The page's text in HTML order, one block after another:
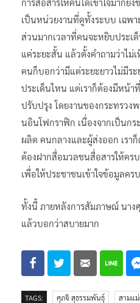
เป็นหน่วยงานที่ดูทั้งระบบ เฉพา
ส่วนมากเวลาที่คนจะหยิบประเ
แค่ระยะสั้น แล้วตั้งคำถามว่าไม่
คนก็บอกว่ามีแต่ระยะยาวไม่มี
ประเด็นไหน แต่เราก็ต้องมีหน้า
ปรับปรุง โดยงานของกระทรวง
นอินโฟกราฟิก เนื่องจากเป็นก
ผลิต คนกลางและผู้ส่งออก เรา
ต้องฝากสื่อมวลชนสื่อสารให้คร
เพื่อให้ประชาชนเข้าใจข้อมูลค
ทั้งนี้ ภายหลังการสัมภาษณ์ นาง
แล้วบอกว่าสบายมาก
TAGS: ศุภจี สุธรรมพันธุ์ สามแ